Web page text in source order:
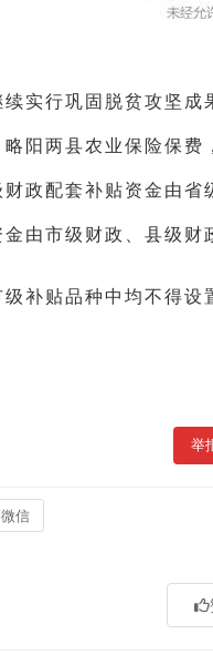
行巩固脱贫攻坚成
阳两县农业保险保
政配套补贴资金由
由市级财政、县级财
贴品种中均不得设
举
微信